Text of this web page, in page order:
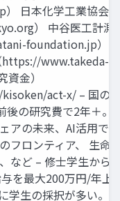
日本化学工業協会
） 中谷医工計測
foundation.jp）
https://www.takeda-
金）
act-x/ – 国の
後の研究費で2年＋。
アの未来、AI活用で
フロンティア、 生命
など – 修士学生から
を最大200万円/年上
学生の採択が多い。